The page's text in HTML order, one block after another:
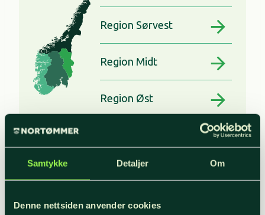
Samtykke Detaljer Om
Denne nettsiden anvender cookies
Region Sørvest
Region Midt
Region Øst
I 2023 styrket NORTØMMER sin